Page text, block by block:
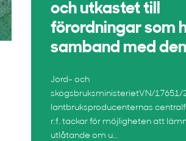
och utkastet till
förordningar som
samband med den
Jord- och
skogsbruksministerietVN/17651/
lantbruksproducenternas
r.f. tackar för möjligheten att
utlåtande om u...